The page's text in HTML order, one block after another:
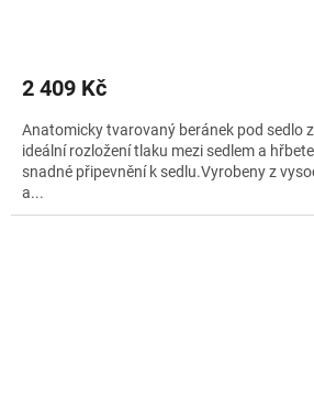
2 409 Kč
Anatomicky tvarovaný beránek pod sedlo
ideální rozložení tlaku mezi sedlem a
snadné připevnění k sedlu.Vyrobeny z
a...